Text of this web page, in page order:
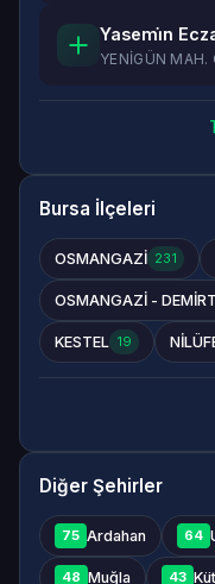
Yasemi̇n
YENİGÜN MAH.
Bursa İlçeleri
OSMANGAZİ 231
OSMANGAZİ -
KESTEL 19
Diğer Şehirler
75 Ardahan 64
48 Muğla 43